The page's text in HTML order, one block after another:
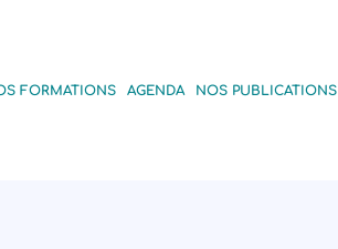
FORMATIONS AGENDA NOS PUBLICATIONS